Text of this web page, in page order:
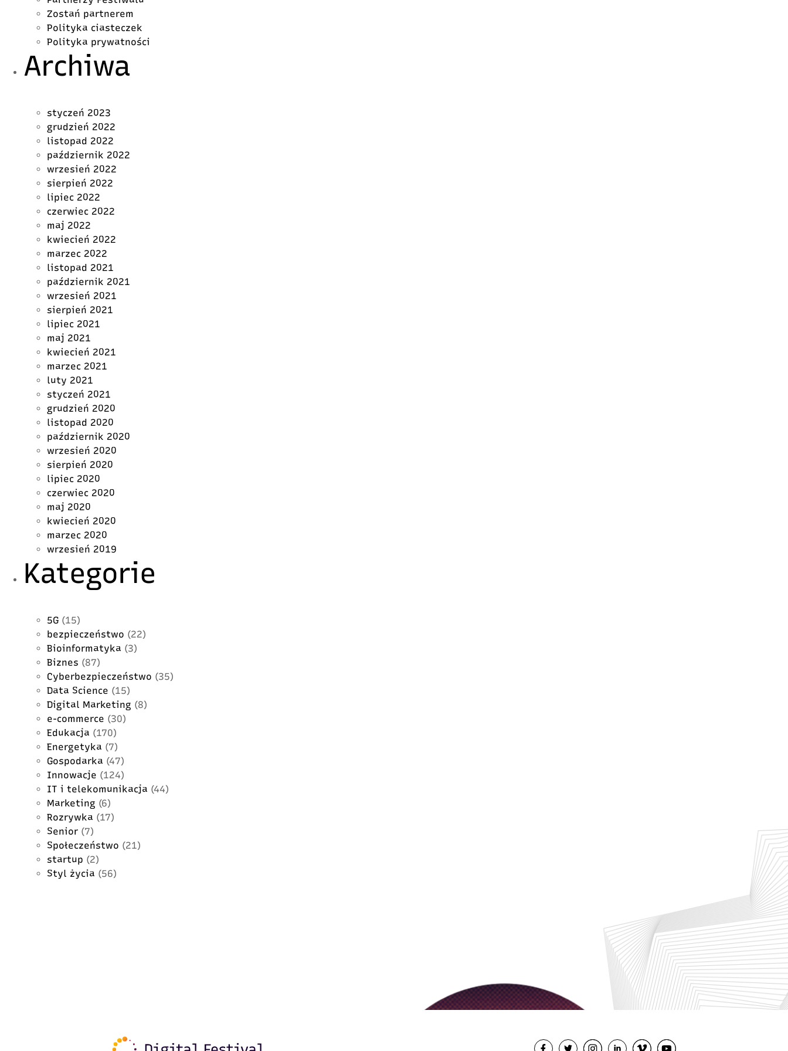
Zostań partnerem
Polityka ciasteczek
Polityka prywatności
Archiwa
styczeń 2023
grudzień 2022
listopad 2022
październik 2022
wrzesień 2022
sierpień 2022
lipiec 2022
czerwiec 2022
maj 2022
kwiecień 2022
marzec 2022
listopad 2021
październik 2021
wrzesień 2021
sierpień 2021
lipiec 2021
maj 2021
kwiecień 2021
marzec 2021
luty 2021
styczeń 2021
grudzień 2020
listopad 2020
październik 2020
wrzesień 2020
sierpień 2020
lipiec 2020
czerwiec 2020
maj 2020
kwiecień 2020
marzec 2020
wrzesień 2019
Kategorie
5G (15)
bezpieczeństwo (22)
Bioinformatyka (3)
Biznes (87)
Cyberbezpieczeństwo (35)
Data Science (15)
Digital Marketing (8)
e-commerce (30)
Edukacja (170)
Energetyka (7)
Gospodarka (47)
Innowacje (124)
IT i telekomunikacja (44)
Marketing (6)
Rozrywka (17)
Senior (7)
Społeczeństwo (21)
startup (2)
Styl życia (56)